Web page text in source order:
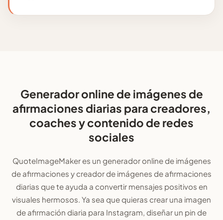
Generador online de imágenes de
afirmaciones diarias para creadores,
coaches y contenido de redes
sociales
QuoteImageMaker es un generador online de imágenes
de afirmaciones y creador de imágenes de afirmaciones
diarias que te ayuda a convertir mensajes positivos en
visuales hermosos. Ya sea que quieras crear una imagen
de afirmación diaria para Instagram, diseñar un pin de